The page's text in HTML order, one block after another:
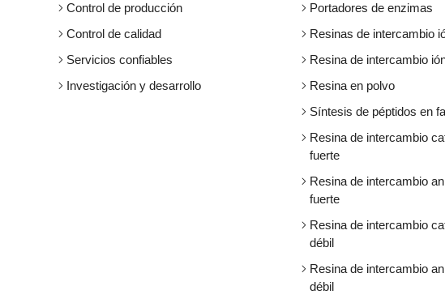
Control de producción
Control de calidad
Servicios confiables
Investigación y desarrollo
Portadores de enzimas
Resinas de intercambio
Resina de intercambio
Resina en polvo
Síntesis de péptidos en
Resina de intercambio
fuerte
Resina de intercambio
fuerte
Resina de intercambio
débil
Resina de intercambio
débil